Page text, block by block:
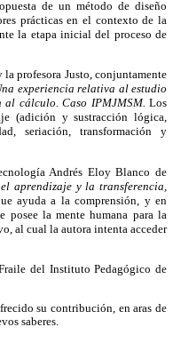
de un método de diseño
prácticas en el contexto de la
la etapa inicial del proceso de
profesora Justo, conjuntamente
experiencia relativa al estudio
cálculo. Caso IPMJMSM. Los
(adición y sustracción lógica,
seriación, transformación y
Andrés Eloy Blanco de
aprendizaje y la transferencia,
ayuda a la comprensión, y en
posee la mente humana para la
al cual la autora intenta acceder
del Instituto Pedagógico de
su contribución, en aras de
saberes.